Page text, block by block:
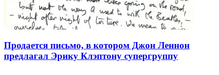
Продается письмо, в котором Джон Леннон
предлагал Эрику Клэптону супергруппу